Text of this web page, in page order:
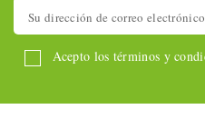
Acepto los términos y